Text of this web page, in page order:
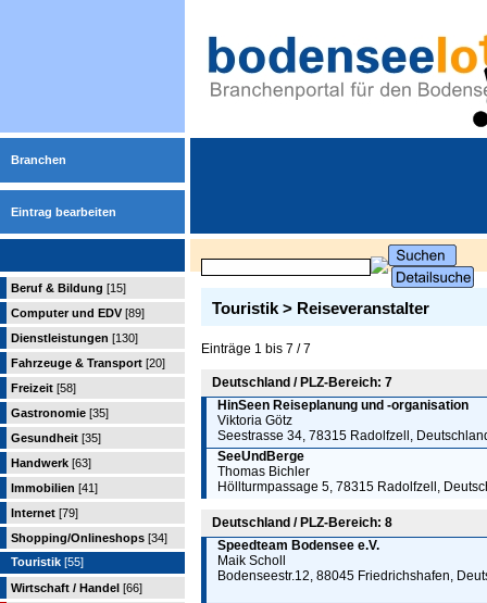
Branchen
Eintrag bearbeiten
Beruf & Bildung [15]
Computer und EDV [89]
Dienstleistungen [130]
Fahrzeuge & Transport [20]
Freizeit [58]
Gastronomie [35]
Gesundheit [35]
Handwerk [63]
Immobilien [41]
Internet [79]
Shopping/Onlineshops [34]
Touristik [55]
Wirtschaft / Handel [66]
Touristik > Reiseveranstalter
Einträge 1 bis 7 / 7
Deutschland / PLZ-Bereich: 7
HinSeen Reiseplanung und -organisation
Viktoria Götz
Seestrasse 34, 78315 Radolfzell,
SeeUndBerge
Thomas Bichler
Höllturmpassage 5, 78315 Radolfzell,
Deutschland / PLZ-Bereich: 8
Speedteam Bodensee e.V.
Maik Scholl
Bodenseestr.12, 88045 Friedrichshafen,